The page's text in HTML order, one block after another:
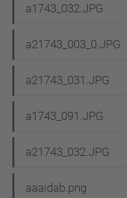
a1743_032.JPG
a21743_003_0.JPG
a21743_031.JPG
a1743_091.JPG
a21743_032.JPG
aaaidab.png